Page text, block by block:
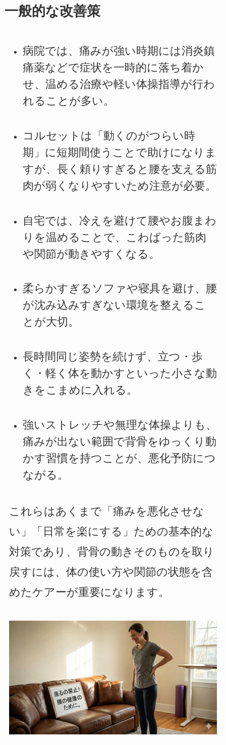
一般的な改善策
病院では、痛みが強い時期には消炎鎮
痛薬などで症状を一時的に落ち着か
せ、温める治療や軽い体操指導が行わ
れることが多い。
コルセットは「動くのがつらい時
期」に短期間使うことで助けになりま
すが、長く頼りすぎると腰を支える筋
肉が弱くなりやすいため注意が必要。
自宅では、冷えを避けて腰やお腹まわ
りを温めることで、こわばった筋肉
や関節が動きやすくなる。
柔らかすぎるソファや寝具を避け、腰
が沈み込みすぎない環境を整えるこ
とが大切。
長時間同じ姿勢を続けず、立つ・歩
く・軽く体を動かすといった小さな動
きをこまめに入れる。
強いストレッチや無理な体操よりも、
痛みが出ない範囲で背骨をゆっくり動
かす習慣を持つことが、悪化予防につ
ながる。
これらはあくまで「痛みを悪化させな
い」「日常を楽にする」ための基本的な
対策であり、背骨の動きそのものを取り
戻すには、体の使い方や関節の状態を含
めたケアーが重要になります。